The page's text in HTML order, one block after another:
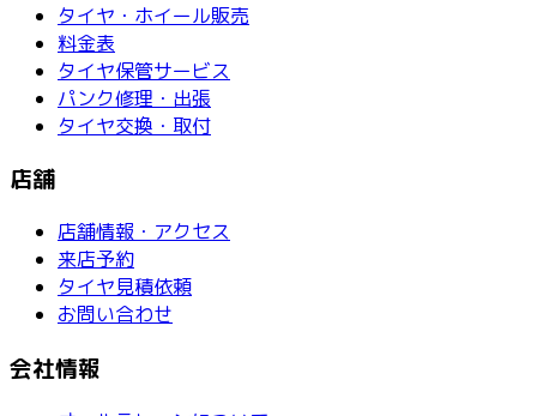
タイヤ・ホイール販売
料金表
タイヤ保管サービス
パンク修理・出張
タイヤ交換・取付
店舗
店舗情報・アクセス
来店予約
タイヤ見積依頼
お問い合わせ
会社情報